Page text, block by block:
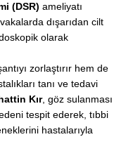
(DSR) ameliyatı
dışarıdan cilt
olarak
zorlaştırır hem de
tanı ve tedavi
Kır, göz sulanması
tespit ederek, tıbbi
hastalarıyla